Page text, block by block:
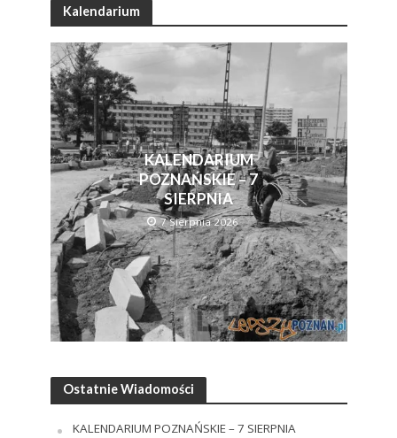
Kalendarium
KALENDARIUM
POZNAŃSKIE – 7
SIERPNIA
7 Sierpnia 2026
Ostatnie Wiadomości
KALENDARIUM POZNAŃSKIE – 7 SIERPNIA